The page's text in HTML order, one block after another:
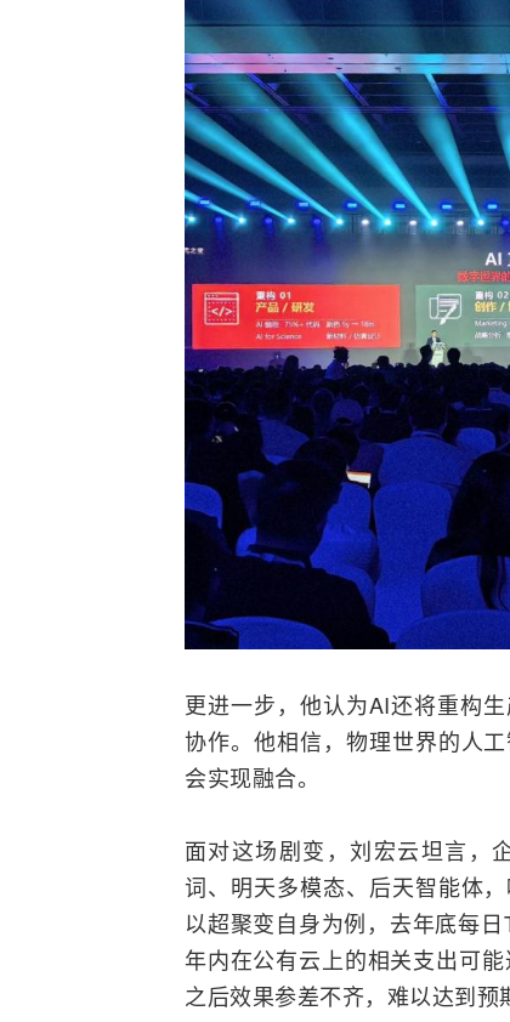
更进一步，他认为AI还将重构
协作。他相信，物理世界的人
会实现融合。
面对这场剧变，刘宏云坦言，
词、明天多模态、后天智能体
以超聚变自身为例，去年底每
年内在公有云上的相关支出可
之后效果参差不齐，难以达到预